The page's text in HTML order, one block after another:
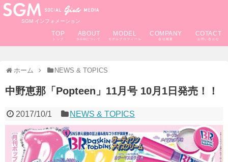
SGM インフォメーション
COTACT
COMPANY
MODEL
ABOUT
TOP
ホーム NEWS & TOPICS
中野恵那「Popteen」11月号 10月1日発売！！
2017/10/1 NEWS & TOPICS